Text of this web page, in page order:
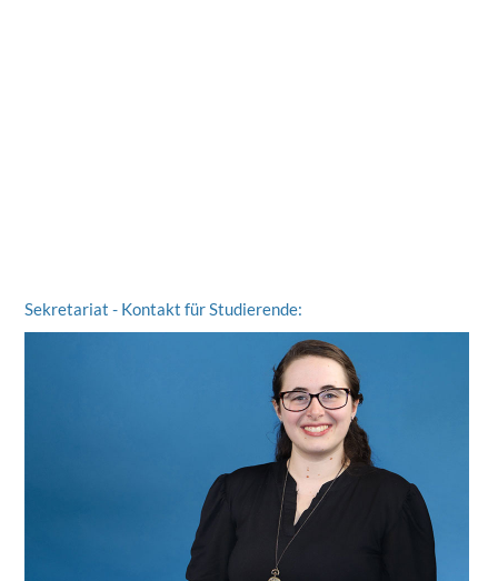
Sekretariat - Kontakt für Studierende: